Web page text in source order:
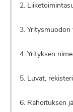
2.
3. Yritysmuodon
4. Yrityksen
5. Luvat,
6. Rahoituksen